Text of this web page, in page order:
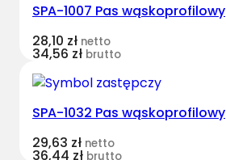
SPA-1007 Pas wąskoprofilowy
28,10 zł netto
34,56 zł brutto
SPA-1032 Pas wąskoprofilowy
29,63 zł netto
36,44 zł brutto